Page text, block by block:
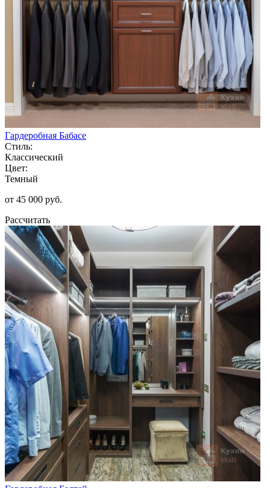
Гардеробная Бабасе
Стиль:
Классический
Цвет:
Темный
от 45 000 руб.
Рассчитать